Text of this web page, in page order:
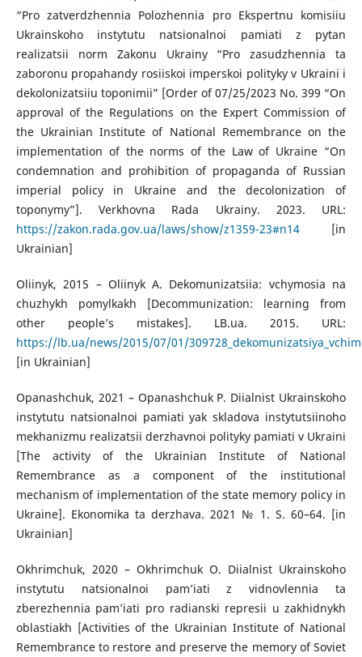
“Pro zatverdzhennia Polozhennia pro Ekspertnu komisiiu
Ukrainskoho instytutu natsionalnoi pamiati z pytan
realizatsii norm Zakonu Ukrainy “Pro zasudzhennia ta
zaboronu propahandy rosiiskoi imperskoi polityky v Ukraini i
dekolonizatsiiu toponimii” [Order of 07/25/2023 No. 399 “On
approval of the Regulations on the Expert Commission of
the Ukrainian Institute of National Remembrance on the
implementation of the norms of the Law of Ukraine “On
condemnation and prohibition of propaganda of Russian
imperial policy in Ukraine and the decolonization of
toponymy”]. Verkhovna Rada Ukrainy. 2023. URL:
https://zakon.rada.gov.ua/laws/show/z1359-23#n14[in
Ukrainian]
Oliinyk, 2015 – Oliinyk A. Dekomunizatsiia: vchymosia na
chuzhykh pomylkakh [Decommunization: learning from
other people’s mistakes]. LB.ua. 2015. URL:
https://lb.ua/news/2015/07/01/
[in Ukrainian]
Opanashchuk, 2021 – Opanashchuk P. Diialnist Ukrainskoho
instytutu natsionalnoi pamiati yak skladova instytutsiinoho
mekhanizmu realizatsii derzhavnoi polityky pamiati v Ukraini
[The activity of the Ukrainian Institute of National
Remembrance as a component of the institutional
mechanism of implementation of the state memory policy in
Ukraine]. Ekonomika ta derzhava. 2021 № 1. S. 60–64. [in
Ukrainian]
Okhrimchuk, 2020 – Okhrimchuk O. Diialnist Ukrainskoho
instytutu natsionalnoi pam՚iati z vidnovlennia ta
zberezhennia pam՚iati pro radianski represii u zakhidnykh
oblastiakh [Activities of the Ukrainian Institute of National
Remembrance to restore and preserve the memory of Soviet